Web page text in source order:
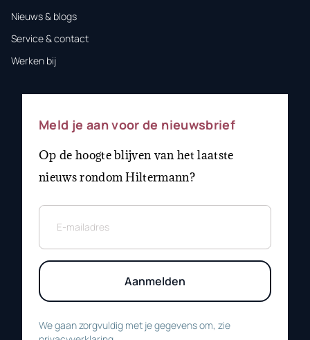
Nieuws & blogs
Service & contact
Werken bij
Meld je aan voor de nieuwsbrief
Op de hoogte blijven van het laatste
nieuws rondom Hiltermann?
Aanmelden
We gaan zorgvuldig met je gegevens om, zie